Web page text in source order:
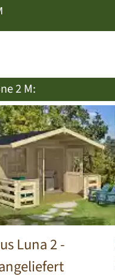
2 M:
Luna 2-